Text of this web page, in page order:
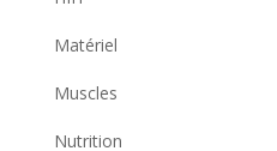
Matériel
Muscles
Nutrition